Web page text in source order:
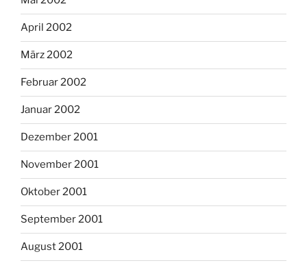
April 2002
März 2002
Februar 2002
Januar 2002
Dezember 2001
November 2001
Oktober 2001
September 2001
August 2001